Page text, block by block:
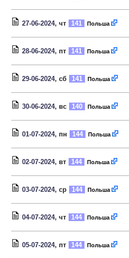
27-06-2024, чт 141 Польша
28-06-2024, пт 141 Польша
29-06-2024, сб 141 Польша
30-06-2024, вс 140 Польша
01-07-2024, пн 144 Польша
02-07-2024, вт 144 Польша
03-07-2024, ср 144 Польша
04-07-2024, чт 144 Польша
05-07-2024, пт 144 Польша